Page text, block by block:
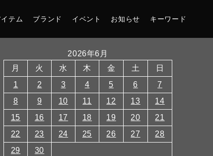
イテム ブランド イベント お知らせ キーワード
2026年6月
月
火 水 木 金 土
日
1
2 3 4 5 6
7
8
9 10 11 12 13
14
15
16 17 18 19 20
21
22
23 24 25 26 27
28
29
30